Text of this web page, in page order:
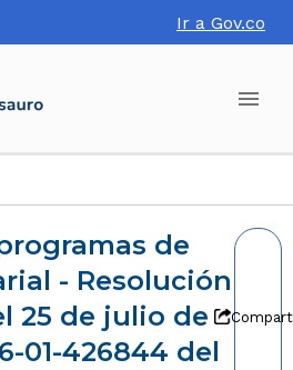
Ir a Gov.co
- Resolución
25 de julio de
01-426844 del